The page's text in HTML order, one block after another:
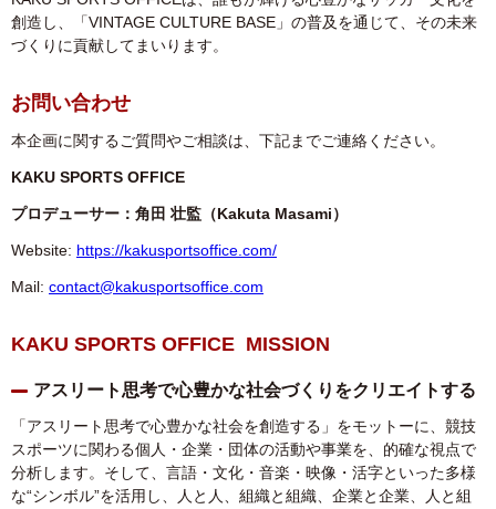
創造し、「VINTAGE CULTURE BASE 」の普及を通じて、その未来
づくりに貢献してまいります。
お問い合わせ
本企画に関するご質問やご相談は、下記までご連絡ください。
KAKU SPORTS OFFICE
プロデューサー：角田 壮監（Kakuta Masami）
Website: https://kakusportsoffice.com/
Mail: contact@kakusportsoffice.com
KAKU SPORTS OFFICE MISSION
アスリート思考で心豊かな社会づくりをクリエイトする
「アスリート思考で心豊かな社会を創造する」をモットーに、競技
スポーツに関わる個人・企業・団体の活動や事業を、的確な視点で
分析します。そして、言語・文化・音楽・映像・活字といった多様
な“シンボル”を活用し、人と人、組織と組織、企業と企業、人と組